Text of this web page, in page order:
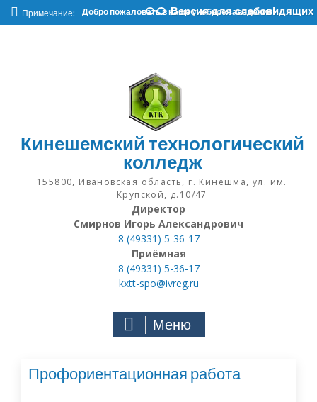
НаверхПримечание: Добро пожаловать в наше учебное заведение!
Версия для слабовидящих
Кинешемский технологический
колледж
155800, Ивановская область, г. Кинешма, ул. им.
Крупской, д.10/47
Директор
Смирнов Игорь Александрович
8 (49331) 5-36-17
Приёмная
8 (49331) 5-36-17
kxtt-spo@ivreg.ru
Меню
Профориентационная работа